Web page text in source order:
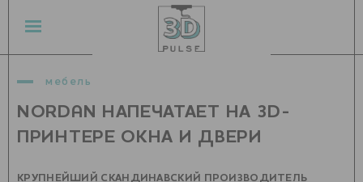
мебель
NORDAN НАПЕЧАТАЕТ НА 3D-
ПРИНТЕРЕ ОКНА И ДВЕРИ
КРУПНЕЙШИЙ СКАНДИНАВСКИЙ ПРОИЗВОДИТЕЛЬ